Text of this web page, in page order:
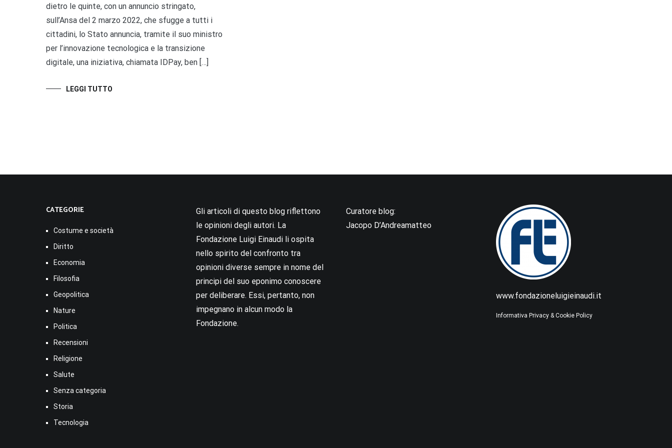
dietro le quinte, con un annuncio stringato,
sull’Ansa del 2 marzo 2022, che sfugge a tutti i
cittadini, lo Stato annuncia, tramite il suo ministro
per l’innovazione tecnologica e la transizione
digitale, una iniziativa, chiamata IDPay, ben […]
LEGGI TUTTO
CATEGORIE
Costume e società
Diritto
Economia
Filosofia
Geopolitica
Nature
Politica
Recensioni
Religione
Salute
Senza categoria
Storia
Tecnologia
Gli articoli di questo blog riflettono
le opinioni degli autori. La
Fondazione Luigi Einaudi li ospita
nello spirito del confronto tra
opinioni diverse sempre in nome del
principi del suo eponimo conoscere
per deliberare. Essi, pertanto, non
impegnano in alcun modo la
Fondazione.
Curatore blog:
Jacopo D’Andreamatteo
www.fondazioneluigieinaudi.it
Informativa Privacy & Cookie Policy